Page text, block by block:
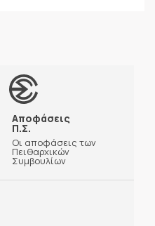
Αποφάσεις
Π.Σ.
Οι αποφάσεις των
Πειθαρχικών
Συμβουλίων